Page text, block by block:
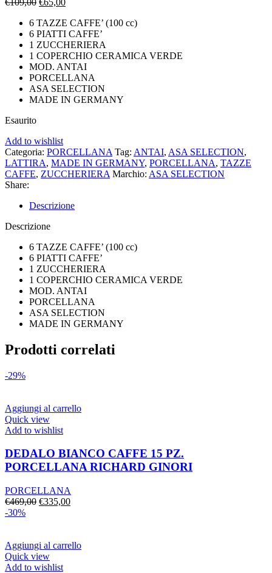
originale
era:
€109,00.
attuale
è:
€65,00.
6 TAZZE CAFFE’ (100 cc)
6 PIATTI CAFFE’
1 ZUCCHERIERA
1 COPERCHIO CERAMICA VERDE
MOD. ANTAI
PORCELLANA
ASA SELECTION
MADE IN GERMANY
Esaurito
Add to wishlist
Categoria: PORCELLANA Tag: ANTAI, ASA SELECTION,
LATTIRA, MADE IN GERMANY, PORCELLANA, TAZZE
CAFFE, ZUCCHERIERA Marchio: ASA SELECTION
Share:
Descrizione
Descrizione
6 TAZZE CAFFE’ (100 cc)
6 PIATTI CAFFE’
1 ZUCCHERIERA
1 COPERCHIO CERAMICA VERDE
MOD. ANTAI
PORCELLANA
ASA SELECTION
MADE IN GERMANY
Prodotti correlati
-29%
Aggiungi al carrello
Quick view
Add to wishlist
DEDALO BIANCO CAFFE 15 PZ.
PORCELLANA RICHARD GINORI
PORCELLANA
€469,00 Il
€469,00.
€335,00Il
€335,00.
-30%
Aggiungi al carrello
Quick view
Add to wishlist